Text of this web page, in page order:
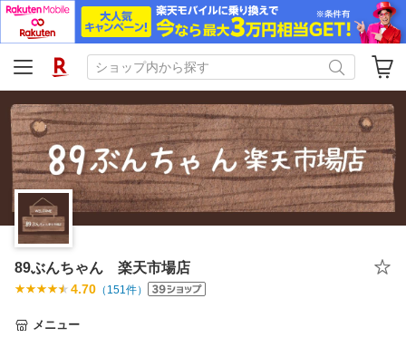
89ぶんちゃん 楽天市場店
4.70 （ 151件）
メニュー